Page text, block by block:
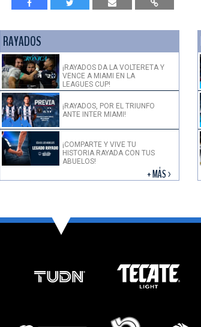
RAYADOS
¡RAYADOS DA LA VOLTERETA Y
VENCE A MIAMI EN LA
LEAGUES CUP!
¡RAYADOS, POR EL TRIUNFO
ANTE INTER MIAMI!
¡COMPARTE Y VIVE TU
HISTORIA RAYADA CON TUS
ABUELOS!
+ MÁS >